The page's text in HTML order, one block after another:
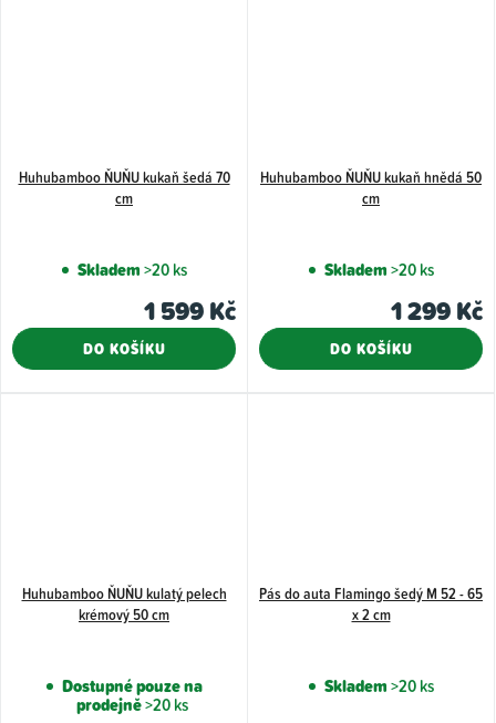
Huhubamboo ŇUŇU kukaň šedá 70
cm
Skladem>20 ks
1 599 Kč
DO KOŠÍKU
Huhubamboo ŇUŇU kukaň hnědá 50
cm
Skladem>20 ks
1 299 Kč
DO KOŠÍKU
Huhubamboo ŇUŇU kulatý pelech
krémový 50 cm
Dostupné pouze na
prodejně>20 ks
Pás do auta Flamingo šedý M 52 - 65
x 2 cm
Skladem>20 ks